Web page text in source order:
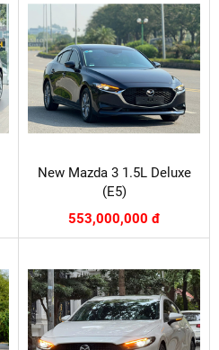
New Mazda 3 1.5L Deluxe
(E5)
553,000,000 đ